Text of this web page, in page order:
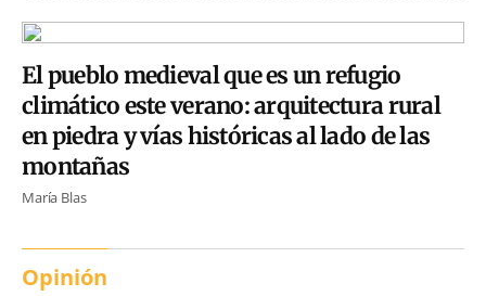
El pueblo medieval que es un refugio
climático este verano: arquitectura rural
en piedra y vías históricas al lado de las
montañas
María Blas
Opinión